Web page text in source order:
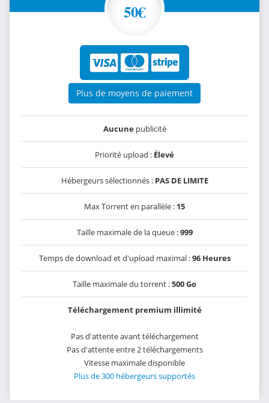
50€
Plus de moyens de paiement
Aucunepublicité
Priorité upload : Élevé
Hébergeurs sélectionnés : PAS DE LIMITE
Max Torrent en parallèle : 15
Taille maximale de la queue :999
Temps de download et d'upload maximal :96 Heures
Taille maximale du torrent :500 Go
Téléchargement premium illimité
Pas d'attente avant téléchargement
Pas d'attente entre 2 téléchargements
Vitesse maximale disponible
Plus de 300 hébergeurs supportés